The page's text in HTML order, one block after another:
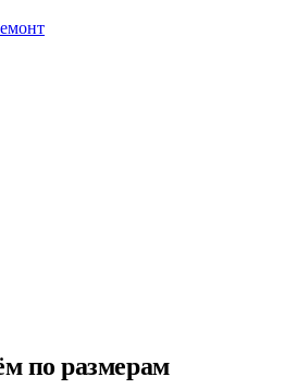
по размерам